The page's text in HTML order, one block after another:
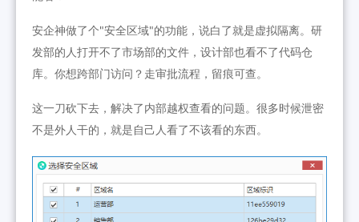
安企神做了个"安全区域"的功能，说白了就是虚拟隔离。研
发部的人打开不了市场部的文件，设计部也看不了代码仓
库。你想跨部门访问？走审批流程，留痕可查。
这一刀砍下去，解决了内部越权查看的问题。很多时候泄密
不是外人干的，就是自己人看了不该看的东西。